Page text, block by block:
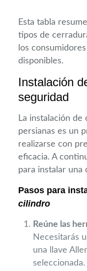
Esta tabla
tipos de
los
disponibles.
Instalación
seguridad
La instalación de
persianas es un
realizarse con
eficacia. A
para instalar
Pasos para
cilindro
Reúne las
Necesitarás
una llave
seleccionada.